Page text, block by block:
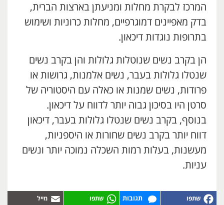
המרכז לבקרת מחלות ומניעתן בארצות הברית,
בדק מאפיינים דמוגרפיים, מחלות כרוניות ושימוש
בתרופות נוגדות דיכאון.
הן בקרב נשים שנוטלות גלולות והן בקרב נשים
שנטלו גלולות בעבר, נשים אלמנות, גרושות או
פרודות, נשים שמנות או כאלה עם היסטוריה של
סרטן היו בסיכון גבוה יותר לדווח על דיכאון.
בנוסף, בקרב נשים שנטלו גלולות בעבר, דיכאון
דווח יותר בקרב נשים שחורות או היספניות,
מעשנות, בעלות רמות השכלה נמוכה יותר ונשים
עניות.
תגובות